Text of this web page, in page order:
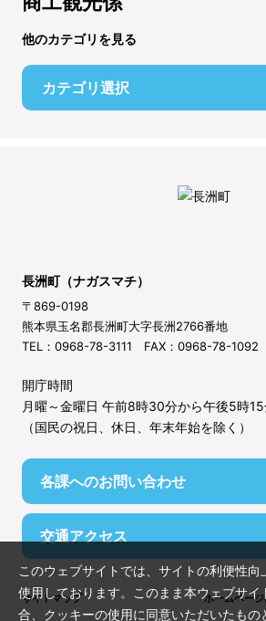
他のカテゴリを見る
カテゴリ選択
長洲町（ナガスマチ）
〒869-0198
熊本県玉名郡長洲町大字長洲2766番地
TEL：0968-78-3111 FAX：0968-78-1092
開庁時間
月曜～金曜日 午前8時30分から午後5時
（国民の祝日、休日、年末年始を除く）
各課へのお問い合わせ
交通アクセス
サイトマップ ホームペー
このウェブサイトでは、サイトの利便性向
使用しております。このまま本ウェブサイ
合、クッキーの使用に同意いただいたもの